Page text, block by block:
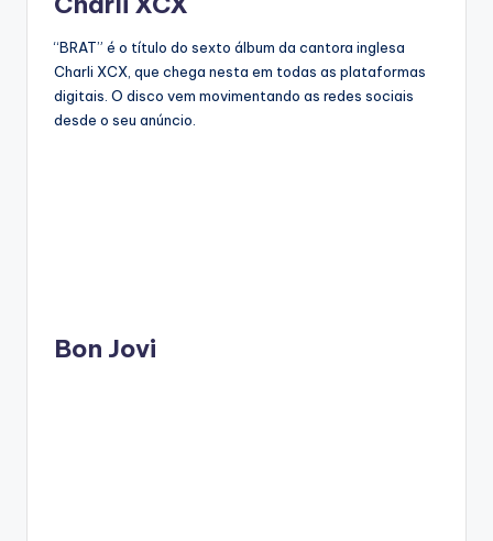
“BRAT” é o título do sexto álbum da cantora inglesa
Charli XCX, que chega nesta em todas as plataformas
digitais. O disco vem movimentando as redes sociais
desde o seu anúncio.
Bon Jovi